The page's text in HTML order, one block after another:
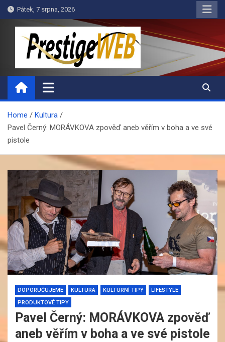
Skip
to
Pátek, 7 srpna, 2026
PrestigeWEB
Home
Kultura
Pavel Černý: MORÁVKOVA zpověď aneb věřím v boha a ve své
pistole
DOPORUČUJEME KULTURA KULTURNÍ TIPY
LIFESTYLE
PRODUKTOVÉ TIPY
Pavel Černý: MORÁVKOVA zpověď
aneb věřím v boha a ve své pistole